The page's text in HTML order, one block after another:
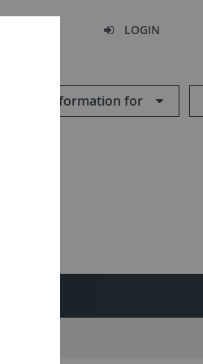
LOGIN
Information for